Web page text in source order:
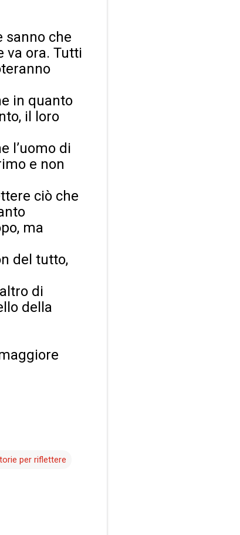
sanno che
va ora. Tutti
in quanto
il loro
l’uomo di
e non
ciò che
ma
del tutto,
di
della
per riflettere